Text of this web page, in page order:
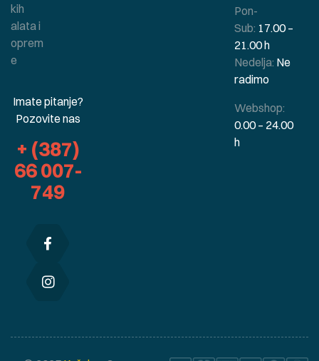
kih
alata i
oprem
e
Imate pitanje?
Pozovite nas
+ (387)
66 007-
749
Pon-
Sub: 17.00 –
21.00 h
Nedelja: Ne
radimo
Webshop:
0.00 – 24.00
h